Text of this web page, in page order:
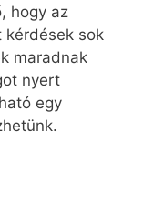
hogy az
kérdések sok
maradnak
nyert
egy